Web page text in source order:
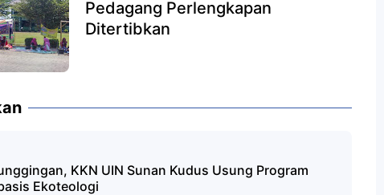
Pedagang Perlengkapan
Ditertibkan
KKN UIN Sunan Kudus Usung Program
Ekoteologi